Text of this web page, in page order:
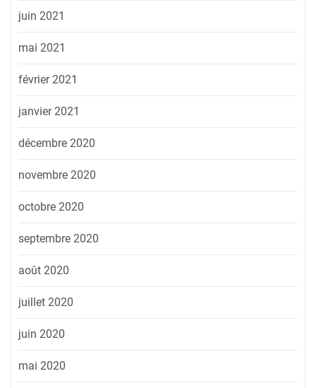
juin 2021
mai 2021
février 2021
janvier 2021
décembre 2020
novembre 2020
octobre 2020
septembre 2020
août 2020
juillet 2020
juin 2020
mai 2020